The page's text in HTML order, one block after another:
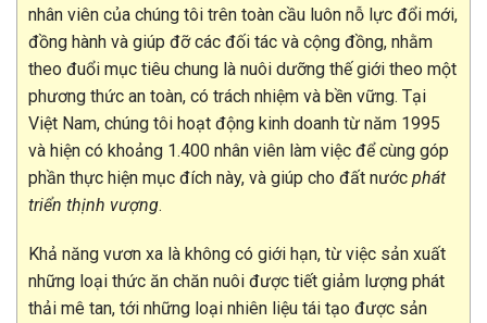
nhân viên của chúng tôi trên toàn cầu luôn nỗ lực đổi mới,
đồng hành và giúp đỡ các đối tác và cộng đồng, nhằm
theo đuổi mục tiêu chung là nuôi dưỡng thế giới theo một
phương thức an toàn, có trách nhiệm và bền vững. Tại
Việt Nam, chúng tôi hoạt động kinh doanh từ năm 1995
và hiện có khoảng 1.400 nhân viên làm việc để cùng góp
phần thực hiện mục đích này, và giúp cho đất nước phát
triển thịnh vượng.
Khả năng vươn xa là không có giới hạn, từ việc sản xuất
những loại thức ăn chăn nuôi được tiết giảm lượng phát
thải mê tan, tới những loại nhiên liệu tái tạo được sản